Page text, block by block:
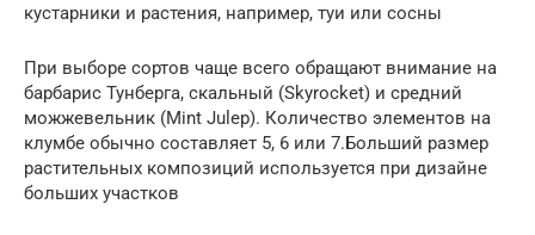
кустарники и растения, например, туи или сосны
При выборе сортов чаще всего обращают внимание на
барбарис Тунберга, скальный (Skyrocket) и средний
можжевельник (Mint Julep). Количество элементов на
клумбе обычно составляет 5, 6 или 7.Больший размер
растительных композиций используется при дизайне
больших участков